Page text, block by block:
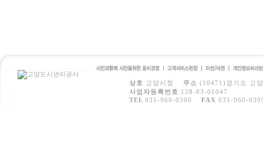
한 윤리경영
헌장
방침
상호 고양시청 주소 (10471)경기도 고
사업자등록번호 128-83-01047
TEL 031-960-0300 FAX 031-960-